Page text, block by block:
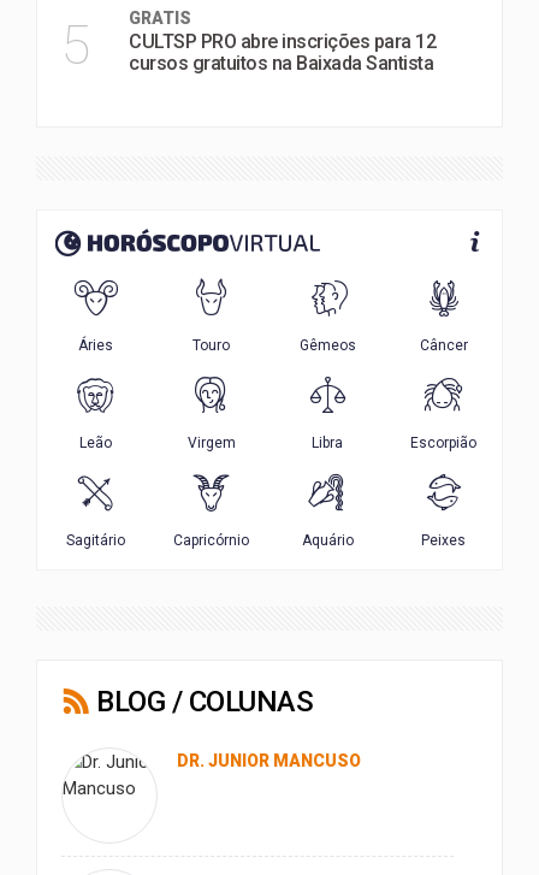
5 GRATIS
CULTSP PRO abre inscrições para 12
cursos gratuitos na Baixada Santista
BLOG / COLUNAS
DR. JUNIOR MANCUSO